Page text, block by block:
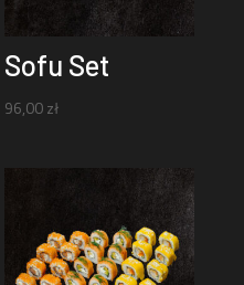
Sofu Set
96,00zł